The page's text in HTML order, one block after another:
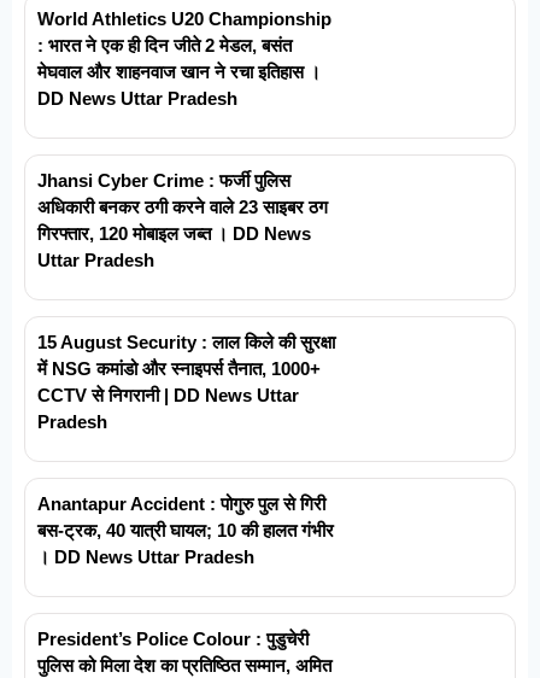
World Athletics U20 Championship
: भारत ने एक ही दिन जीते 2 मेडल, बसंत
मेघवाल और शाहनवाज खान ने रचा इतिहास ।
DD News Uttar Pradesh
Jhansi Cyber Crime : फर्जी पुलिस
अधिकारी बनकर ठगी करने वाले 23 साइबर ठग
गिरफ्तार, 120 मोबाइल जब्त । DD News
Uttar Pradesh
15 August Security : लाल किले की सुरक्षा
में NSG कमांडो और स्नाइपर्स तैनात, 1000+
CCTV से निगरानी | DD News Uttar
Pradesh
Anantapur Accident : पोगुरु पुल से गिरी
बस-ट्रक, 40 यात्री घायल; 10 की हालत गंभीर
। DD News Uttar Pradesh
President’s Police Colour : पुडुचेरी
पुलिस को मिला देश का प्रतिष्ठित सम्मान, अमित